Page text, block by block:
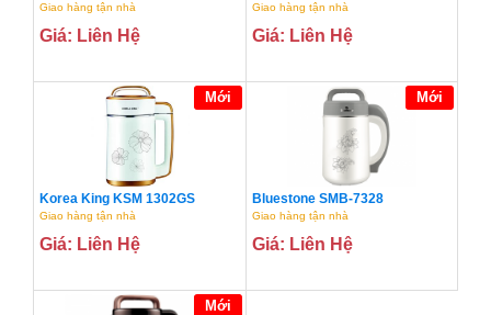
Giao hàng tận nhà
Giá: Liên Hệ
Giao hàng tận nhà
Giá: Liên Hệ
Mới
Korea King KSM 1302GS
Giao hàng tận nhà
Giá: Liên Hệ
Mới
Bluestone SMB-7328
Giao hàng tận nhà
Giá: Liên Hệ
Mới